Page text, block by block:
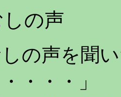
の声
の声を聞
・・・」